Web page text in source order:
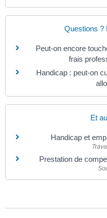
Questions ?
Peut-on encore
frais
Handicap : peut-on
Et
Handicap et
Prestation de